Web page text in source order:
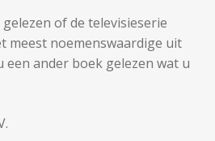
of de televisieserie
meest noemenswaardige uit
een ander boek gelezen wat u